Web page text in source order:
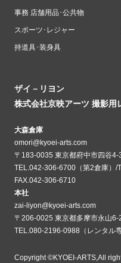
事務 店舗用品･公共物
スポーツ･レジャー
持道具･装身具
ザイ－リヨン
株式会社京映アーツ 撮影用
大森倉庫
omori@kyoei-arts.com
〒183-0035 東京都府中市四谷4-
TEL.042-306-6700（第2倉庫）/
FAX.042-306-6710
本社
zai-liyon@kyoei-arts.com
〒206-0025 東京都多摩市永山6-
TEL.080-2196-0988（レンタル専
Copyright ©KYOEI-ARTS,All